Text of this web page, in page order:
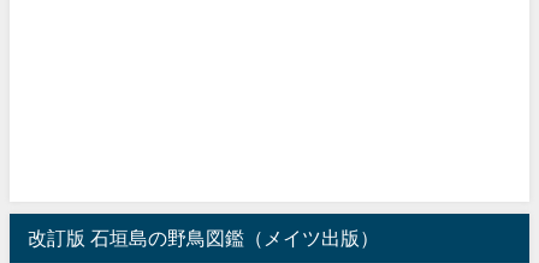
改訂版 石垣島の野鳥図鑑（メイツ出版）